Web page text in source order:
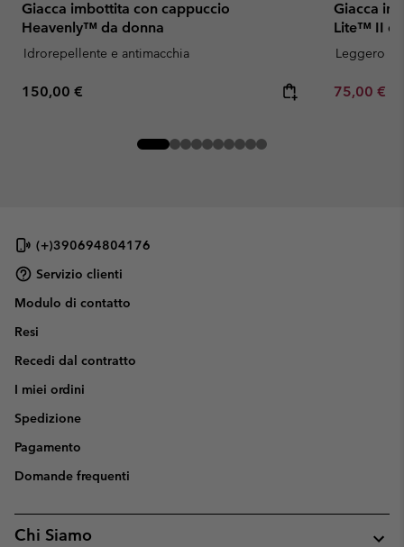
Giacca imbottita con cappuccio
Heavenly™ da donna
Idrorepellente e antimacchia
Regular price:
150,00 €
Giacca
Lite™ II
Leggero
Minimum
75,00 €
(+)390694804176
Servizio clienti
Modulo di contatto
Resi
Recedi dal contratto
I miei ordini
Spedizione
Pagamento
Domande frequenti
Chi Siamo